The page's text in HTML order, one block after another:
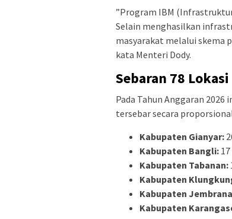
​”Program IBM
Selain menghasilkan
masyarakat melalui skema
kata Menteri Dody.
Sebaran 78
​Pada Tahun Anggaran 2026
tersebar secara
Kabupaten Gianyar:
Kabupaten Bangli:
Kabupaten Tabanan:
Kabupaten
Kabupaten
Kabupaten